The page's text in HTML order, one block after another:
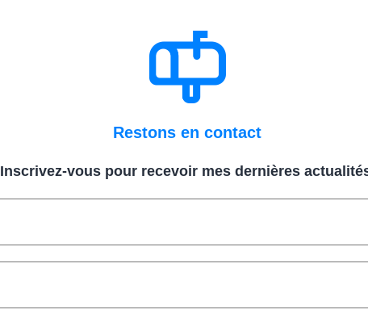
Restons en contact
Inscrivez-vous pour recevoir mes dernières